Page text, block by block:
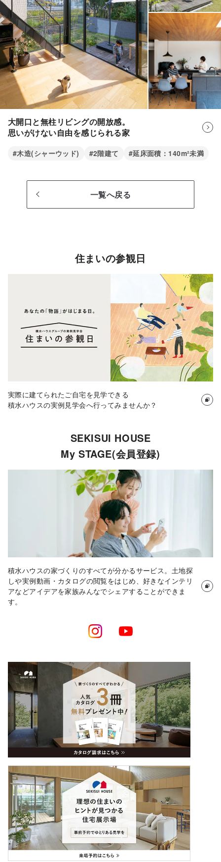
整理整頓がしやすくなるよう計画しました。 「片付け
なっています。
担当者
愛知県
夫婦＋子供2人
469.75 ㎡（142.1 坪)
130.00 ㎡
間取図
大開口と無柱リビングの開放感。
思いがけない自由を感じられる家
#木造(シャーウッド) #2階建て #延床面積：140m²未満
一覧へ戻る
住まいの参観日
実際に建てられたご自宅を見学できる
積水ハウスの実例見学会へ行ってみませんか？
SEKISUI HOUSE
My STAGE(会員登録)
積水ハウスの家づくりのすべてが分かるサービス。土地探
しや実例動画・カタログの閲覧をはじめ、好きなインテリ
アなどアイデアを家族みんなでシェアすることができま
す。